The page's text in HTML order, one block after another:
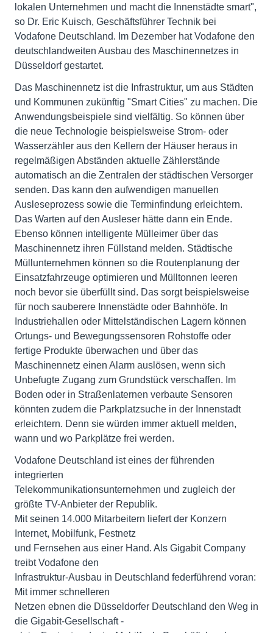
lokalen Unternehmen und macht die Innenstädte smart",
so Dr. Eric Kuisch, Geschäftsführer Technik bei
Vodafone Deutschland. Im Dezember hat Vodafone den
deutschlandweiten Ausbau des Maschinennetzes in
Düsseldorf gestartet.
Das Maschinennetz ist die Infrastruktur, um aus Städten
und Kommunen zukünftig "Smart Cities" zu machen. Die
Anwendungsbeispiele sind vielfältig. So können über
die neue Technologie beispielsweise Strom- oder
Wasserzähler aus den Kellern der Häuser heraus in
regelmäßigen Abständen aktuelle Zählerstände
automatisch an die Zentralen der städtischen Versorger
senden. Das kann den aufwendigen manuellen
Ausleseprozess sowie die Terminfindung erleichtern.
Das Warten auf den Ausleser hätte dann ein Ende.
Ebenso können intelligente Mülleimer über das
Maschinennetz ihren Füllstand melden. Städtische
Müllunternehmen können so die Routenplanung der
Einsatzfahrzeuge optimieren und Mülltonnen leeren
noch bevor sie überfüllt sind. Das sorgt beispielsweise
für noch sauberere Innenstädte oder Bahnhöfe. In
Industriehallen oder Mittelständischen Lagern können
Ortungs- und Bewegungssensoren Rohstoffe oder
fertige Produkte überwachen und über das
Maschinennetz einen Alarm auslösen, wenn sich
Unbefugte Zugang zum Grundstück verschaffen. Im
Boden oder in Straßenlaternen verbaute Sensoren
könnten zudem die Parkplatzsuche in der Innenstadt
erleichtern. Denn sie würden immer aktuell melden,
wann und wo Parkplätze frei werden.
Vodafone Deutschland ist eines der führenden
integrierten
Telekommunikationsunternehmen und zugleich der
größte TV-Anbieter der Republik.
Mit seinen 14.000 Mitarbeitern liefert der Konzern
Internet, Mobilfunk, Festnetz
und Fernsehen aus einer Hand. Als Gigabit Company
treibt Vodafone den
Infrastruktur-Ausbau in Deutschland federführend voran:
Mit immer schnelleren
Netzen ebnen die Düsseldorfer Deutschland den Weg in
die Gigabit-Gesellschaft -